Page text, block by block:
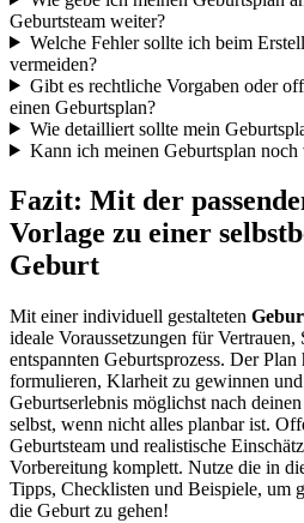
Geburtsteam weiter?
Welche Fehler sollte ich beim
vermeiden?
Gibt es rechtliche Vorgaben oder
einen Geburtsplan?
Wie detailliert sollte mein
Kann ich meinen Geburtsplan noch
Fazit: Mit der
Vorlage zu einer
Geburt
Mit einer individuell gestalteten
ideale Voraussetzungen für
entspannten Geburtsprozess. Der
formulieren, Klarheit zu gewinnen und
Geburtserlebnis möglichst nach
selbst, wenn nicht alles planbar ist.
Geburtsteam und realistische
Vorbereitung komplett. Nutze die in
Tipps, Checklisten und Beispiele, um
die Geburt zu gehen!